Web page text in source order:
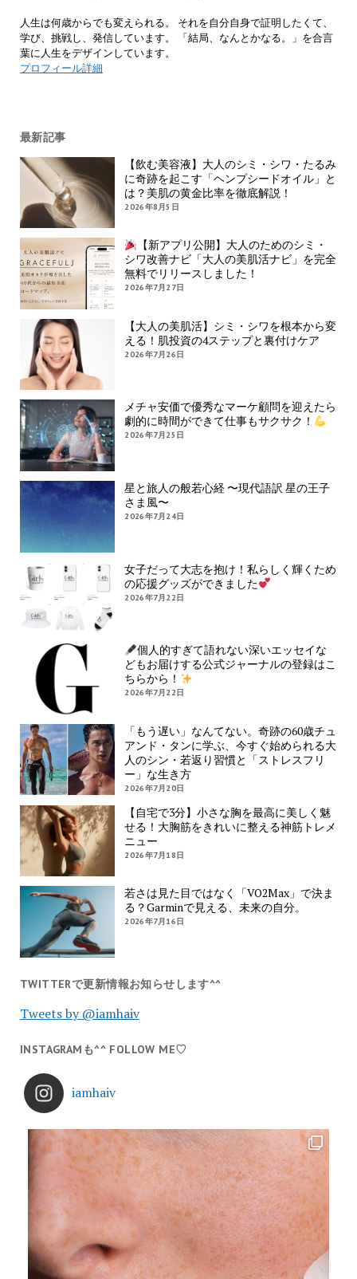
人生は何歳からでも変えられる。 それを自分自身で証明したくて、
学び、挑戦し、発信しています。 「結局、なんとかなる。」を合言
葉に人生をデザインしています。
プロフィール詳細
最新記事
【飲む美容液】大人のシミ・シワ・たるみ
に奇跡を起こす「ヘンプシードオイル」と
は？美肌の黄金比率を徹底解説！
2026年8月5日
【新アプリ公開】大人のためのシミ・
シワ改善ナビ「大人の美肌活ナビ」を完全
無料でリリースしました！
2026年7月27日
【大人の美肌活】シミ・シワを根本から変
える！肌投資の4ステップと裏付けケア
2026年7月26日
メチャ安価で優秀なマーケ顧問を迎えたら
劇的に時間ができて仕事もサクサク！
2026年7月25日
星と旅人の般若心経 〜現代語訳 星の王子
さま風〜
2026年7月24日
女子だって大志を抱け！私らしく輝くため
の応援グッズができました
2026年7月22日
個人的すぎて語れない深いエッセイな
どもお届けする公式ジャーナルの登録はこ
ちらから！
2026年7月22日
「もう遅い」なんてない。奇跡の60歳チュ
アンド・タンに学ぶ、今すぐ始められる大
人のシン・若返り習慣と「ストレスフリ
ー」な生き方
2026年7月20日
【自宅で3分】小さな胸を最高に美しく魅
せる！大胸筋をきれいに整える神筋トレメ
ニュー
2026年7月18日
若さは見た目ではなく「VO2Max」で決ま
る？Garminで見える、未来の自分。
2026年7月16日
TWITTERで更新情報お知らせします^^
Tweets by @iamhaiv
INSTAGRAMも^^ FOLLOW ME♡
iamhaiv